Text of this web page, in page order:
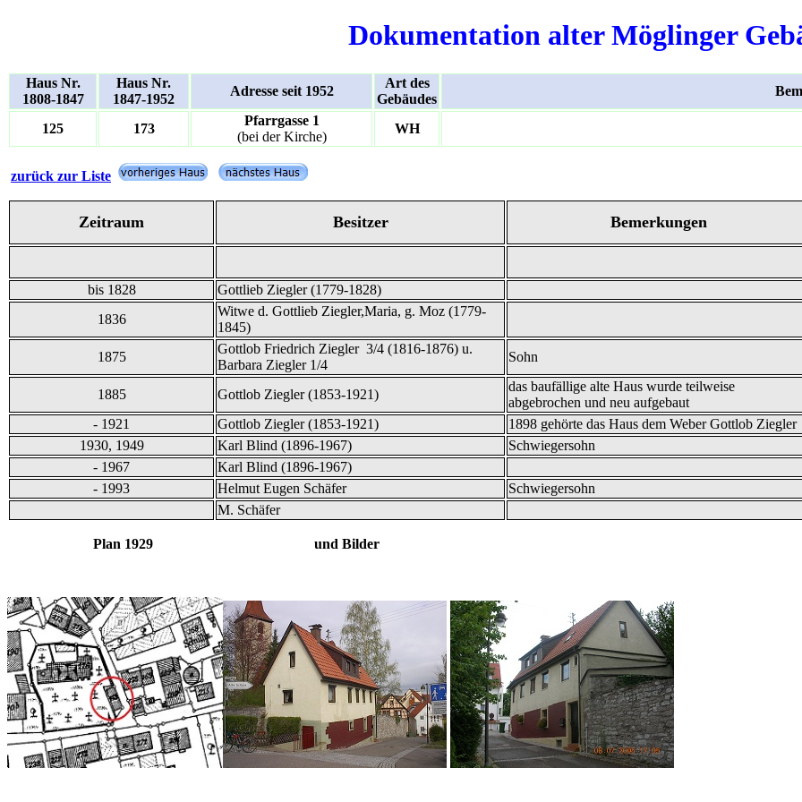
Dokumentation alter Möglinger
Haus Nr.
1808-1847
Haus Nr.
1847-1952
Adresse seit 1952
Art des
Gebäudes
125 173
Pfarrgasse 1
(bei der Kirche)
WH
zurück zur Liste
Zeitraum Besitzer Bemerkungen
bis 1828
Gottlieb Ziegler (1779-1828)
1836
Witwe d. Gottlieb Ziegler,Maria, g. Moz (1779-
1845)
1875
Gottlob Friedrich Ziegler 3/4 (1816-1876) u.
Barbara Ziegler 1/4
Sohn
1885 Gottlob Ziegler (1853-1921)
das baufällige alte Haus wurde teilweise
abgebrochen und neu aufgebaut
- 1921
Gottlob Ziegler (1853-1921)
1898 gehörte das Haus dem Weber Gottlob Ziegler
1930, 1949
Karl Blind (1896-1967)
Schwiegersohn
- 1967
Karl Blind (1896-1967)
- 1993
Helmut Eugen Schäfer
Schwiegersohn
M. Schäfer
Plan 1929 und Bilder